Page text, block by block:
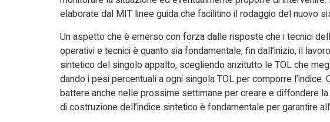
elaborate dal MIT linee guida che facilitino il rodaggio del nuovo
Un aspetto che è emerso con forza dalle risposte che i tecnici
operativi e tecnici è quanto sia fondamentale, fin dall’inizio, il
sintetico del singolo appalto, scegliendo anzitutto le TOL che
dando i pesi percentuali a ogni singola TOL per comporre
battere anche nelle prossime settimane per creare e diffondere
di costruzione dell’indice sintetico è fondamentale per garantire